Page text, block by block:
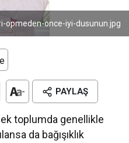
opmeden-once-iyi-dusunun.jpg
- PAYLAŞ
toplumda genellikle
da bağışıklık